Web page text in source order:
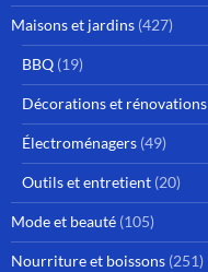
Maisons et jardins (427)
BBQ (19)
Décorations et rénovations
Électroménagers (49)
Outils et entretient (20)
Mode et beauté (105)
Nourriture et boissons (251)